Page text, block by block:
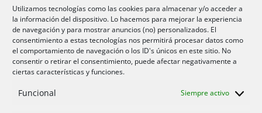
Utilizamos tecnologías como las cookies para almacenar y/o acceder a
la información del dispositivo. Lo hacemos para mejorar la experiencia
de navegación y para mostrar anuncios (no) personalizados. El
consentimiento a estas tecnologías nos permitirá procesar datos como
el comportamiento de navegación o los ID's únicos en este sitio. No
consentir o retirar el consentimiento, puede afectar negativamente a
ciertas características y funciones.
Funcional Siempre activo
Aire acondicionado Alicante
Aire acondicionador Murcia
Aire acondicionado San Juan